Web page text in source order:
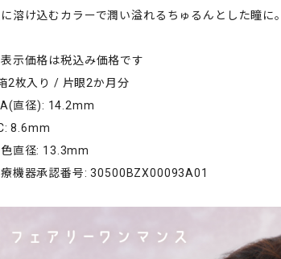
溶け込むカラーで潤い溢れるちゅるんとした瞳に。
示価格は税込み価格です
2枚入り / 片眼2か月分
直径): 14.2mm
8.6mm
直径: 13.3mm
療機器承認番号: 30500BZX00093A01